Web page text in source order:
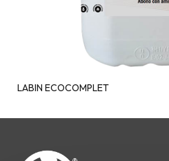
LABIN ECOCOMPLET